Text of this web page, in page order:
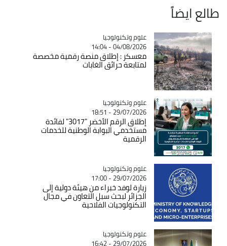
طالع ايضاً
Catégorie
علوم وتكنولوجيا
04/08/2026 - 14:04
معسكر : إطلاق منصة رقمية مخصصة
لمتابعة حرائق الغابات
Catégorie
علوم وتكنولوجيا
29/07/2026 - 18:51
إطلاق الرقم الأخضر "3017" لفائدة
مستخدمي البوابة الوطنية للخدمات
الرقمية
Catégorie
علوم وتكنولوجيا
29/07/2026 - 17:00
زيارة لوفد خبراء من هيئة دولية إلى
الجزائر لبحث سبل التعاون في مجال
التكنولوجيات الفلاحية
Catégorie
علوم وتكنولوجيا
29/07/2026 - 16:42